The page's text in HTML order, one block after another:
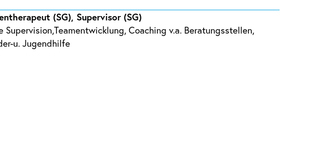
(SG), Supervisor (SG)
Supervision,Teamentwicklung, Coaching v.a. Beratungsstellen,
u. Jugendhilfe